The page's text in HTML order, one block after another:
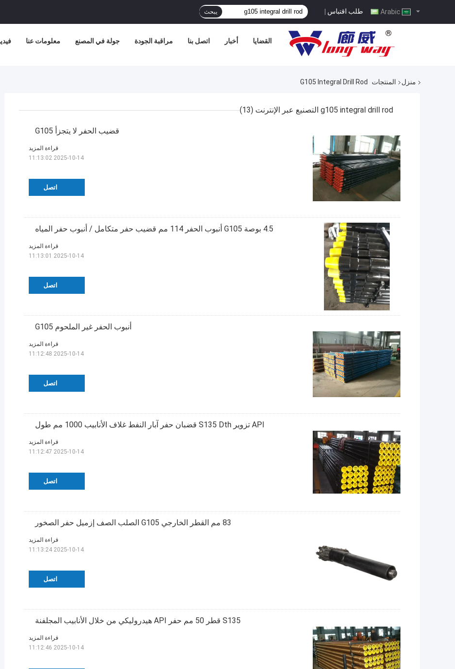
طلب اقتباس | يبحث
معلومات عنا جولة في المصنع مراقبة الجودة اتصل بنا أخبار القضايا
منزل المنتجات G105 Integral Drill Rod
g105 integral drill rod التصنيع عبر الإنترنت (13)
قضيب الحفر لا يتجزأ G105
اتصل
قراءة المزيد
2025-10-14 11:13:02
4.5 بوصة G105 أنبوب الحفر 114 مم قضيب حفر متكامل / أنبوب حفر المياه
اتصل
قراءة المزيد
2025-10-14 11:13:01
أنبوب الحفر غير الملحوم G105
اتصل
قراءة المزيد
2025-10-14 11:12:48
API تزوير S135 Dth قضبان حفر آبار النفط غلاف الأنابيب 1000 مم طول
اتصل
قراءة المزيد
2025-10-14 11:12:47
83 مم القطر الخارجي G105 الصلب الصف إزميل حفر الصخور
اتصل
قراءة المزيد
2025-10-14 11:13:24
S135 قطر 50 مم حفر API هيدروليكي من خلال الأنابيب المجلفنة
قراءة المزيد
2025-10-14 11:12:46